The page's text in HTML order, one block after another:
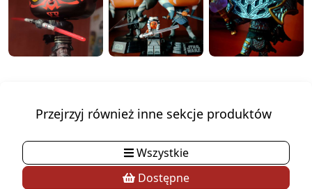
Przejrzyj również inne sekcje produktów
Wszystkie
Dostępne